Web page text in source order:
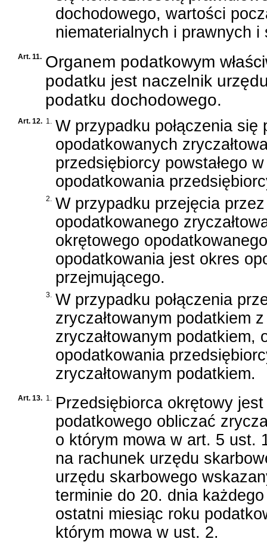
dochodowego, wartości
niematerialnych i prawnych
Art. 11. Organem podatkowym
podatku jest naczelnik
podatku dochodowego.
Art. 12. 1. W przypadku połączenia
opodatkowanych
przedsiębiorcy powstałego
opodatkowania
2. W przypadku przejęcia
opodatkowanego
okrętowego
opodatkowania jest okres
przejmującego.
3. W przypadku połączenia
zryczałtowanym podatkiem
zryczałtowanym
opodatkowania
zryczałtowanym podatkiem.
Art. 13. 1. Przedsiębiorca okrętowy
podatkowego obliczać
o którym mowa w art. 5 ust.
na rachunek urzędu
urzędu skarbowego
terminie do 20. dnia
ostatni miesiąc roku
którym mowa w ust. 2.